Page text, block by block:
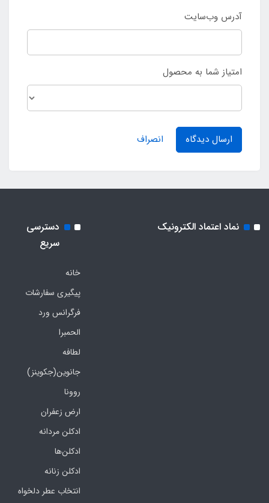
آدرس وب‌سایت
امتیاز شما به محصول
ارسال دیدگاه انصراف
نماد اعتماد الکترونیک
دسترسی
سریع
خانه
پیگیری سفارشات
فرگرانس ورد
الحمبرا
لطافه
جانوین(جکوینز)
روونا
ارض زعفران
ادکلن مردانه
ادکلن‌ها
ادکلن زنانه
انتخاب عطر دلخواه